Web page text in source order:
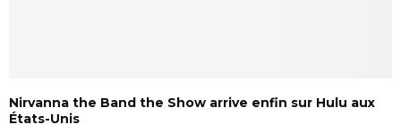
Nirvanna the Band the Show arrive enfin sur Hulu aux
États-Unis